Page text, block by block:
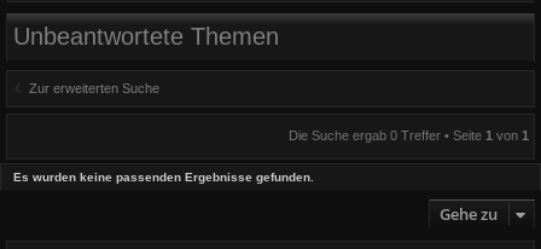
Unbeantwortete Themen
Zur erweiterten Suche
Die Suche ergab 0 Treffer • Seite 1von 1
Es wurden keine passenden Ergebnisse gefunden.
Gehe zu